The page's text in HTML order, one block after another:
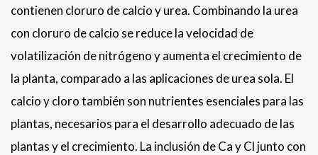
contienen cloruro de calcio y urea. Combinando la urea
con cloruro de calcio se reduce la velocidad de
volatilización de nitrógeno y aumenta el crecimiento de
la planta, comparado a las aplicaciones de urea sola. El
calcio y cloro también son nutrientes esenciales para las
plantas, necesarios para el desarrollo adecuado de las
plantas y el crecimiento. La inclusión de Ca y Cl junto con